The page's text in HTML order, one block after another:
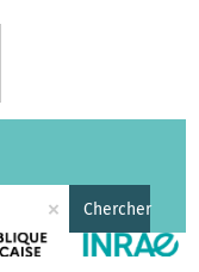
× Chercher